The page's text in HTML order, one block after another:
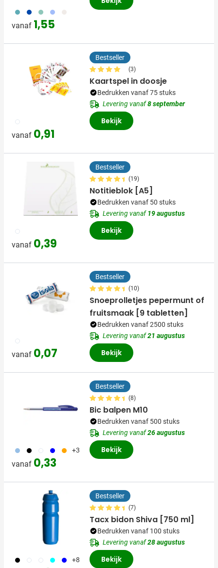
033 023 004 005
vanaf 1,55
009
vanaf 0,91
Bestseller
(3)
Kaartspel in doosje
Bedrukken vanaf 75 stuks
Levering vanaf8 september
Bekijk
002
vanaf 0,39
Bestseller
(19)
Notitieblok [A5]
Bedrukken vanaf 50 stuks
Levering vanaf19 augustus
Bekijk
009
vanaf 0,07
Bestseller
(10)
Snoeprolletjes pepermunt of
fruitsmaak [9 tabletten]
Bedrukken vanaf 2500 stuks
Levering vanaf21 augustus
Bekijk
363 001 002 005 007 +3
vanaf 0,33
Bestseller
(8)
Bic balpen M10
Bedrukken vanaf 500 stuks
Levering vanaf26 augustus
Bekijk
001 002 970 533 005 +8
Bestseller
(7)
Tacx bidon Shiva [750 ml]
Bedrukken vanaf 100 stuks
Levering vanaf28 augustus
Bekijk